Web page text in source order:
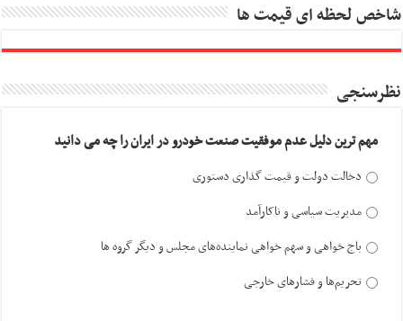
شاخص لحظه ای قیمت ها
نظرسنجی
مهم ترین دلیل عدم موفقیت صنعت خودرو در ایران را چه می دانید
دخالت دولت و قیمت گذاری دستوری
مدیریت سیاسی و ناکارآمد
باج خواهی و سهم خواهی نماینده‌های مجلس و دیگر گروه ها
تحریم‌ها و فشارهای خارجی